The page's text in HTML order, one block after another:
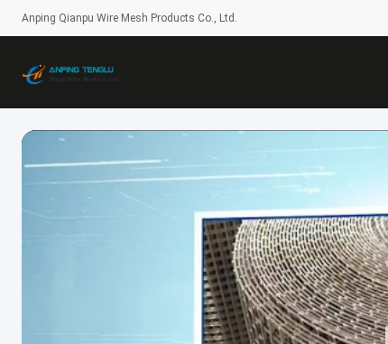
Anping Qianpu Wire Mesh Products Co., Ltd.